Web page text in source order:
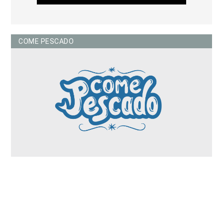
COME PESCADO